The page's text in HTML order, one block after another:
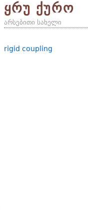
ყრუ ქურო
არსებითი სახელი
rigid coupling